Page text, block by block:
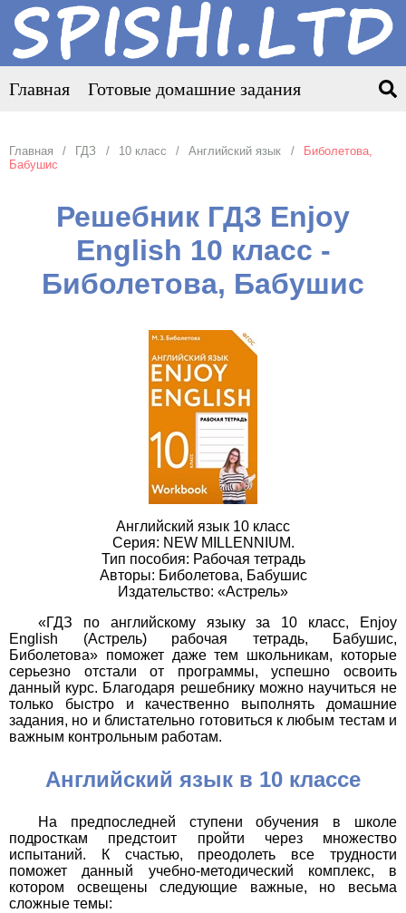
Главная Готовые домашние задания
Главная ГДЗ 10 класс Английский язык
Биболетова,
Бабушис
Решебник ГДЗ Enjoy
English 10 класс -
Биболетова, Бабушис
Английский язык 10 класс
Серия: NEW MILLENNIUM.
Тип пособия: Рабочая тетрадь
Авторы: Биболетова, Бабушис
Издательство: «Астрель»
«ГДЗ по английскому языку за 10 класс, Enjoy
English (Астрель) рабочая тетрадь, Бабушис,
Биболетова» поможет даже тем школьникам, которые
серьезно отстали от программы, успешно освоить
данный курс. Благодаря решебнику можно научиться не
только быстро и качественно выполнять домашние
задания, но и блистательно готовиться к любым тестам и
важным контрольным работам.
Английский язык в 10 классе
На предпоследней ступени обучения в школе
подросткам предстоит пройти через множество
испытаний. К счастью, преодолеть все трудности
поможет данный учебно-методический комплекс, в
котором освещены следующие важные, но весьма
сложные темы: